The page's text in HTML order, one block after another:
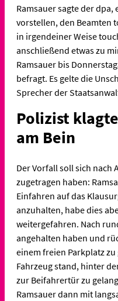
Ramsauer sagte der
vorstellen, den Beamten
in irgendeiner Weise
anschließend etwas zu
Ramsauer bis
befragt. Es gelte die
Sprecher der
Polizist
am Bein
Der Vorfall soll sich nach
zugetragen haben:
Einfahren auf das
anzuhalten, habe dies
weitergefahren. Nach
angehalten haben und
einem freien Parkplatz zu
Fahrzeug stand, hinter
zur Beifahrertür zu
Ramsauer dann mit